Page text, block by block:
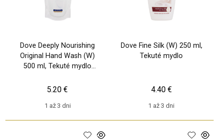
Dove Deeply Nourishing
Original Hand Wash (W)
500 ml, Tekuté mydlo
1 až 3 dni
5.20 €
Dove Fine Silk (W) 250 ml,
Tekuté mydlo
1 až 3 dni
4.40 €